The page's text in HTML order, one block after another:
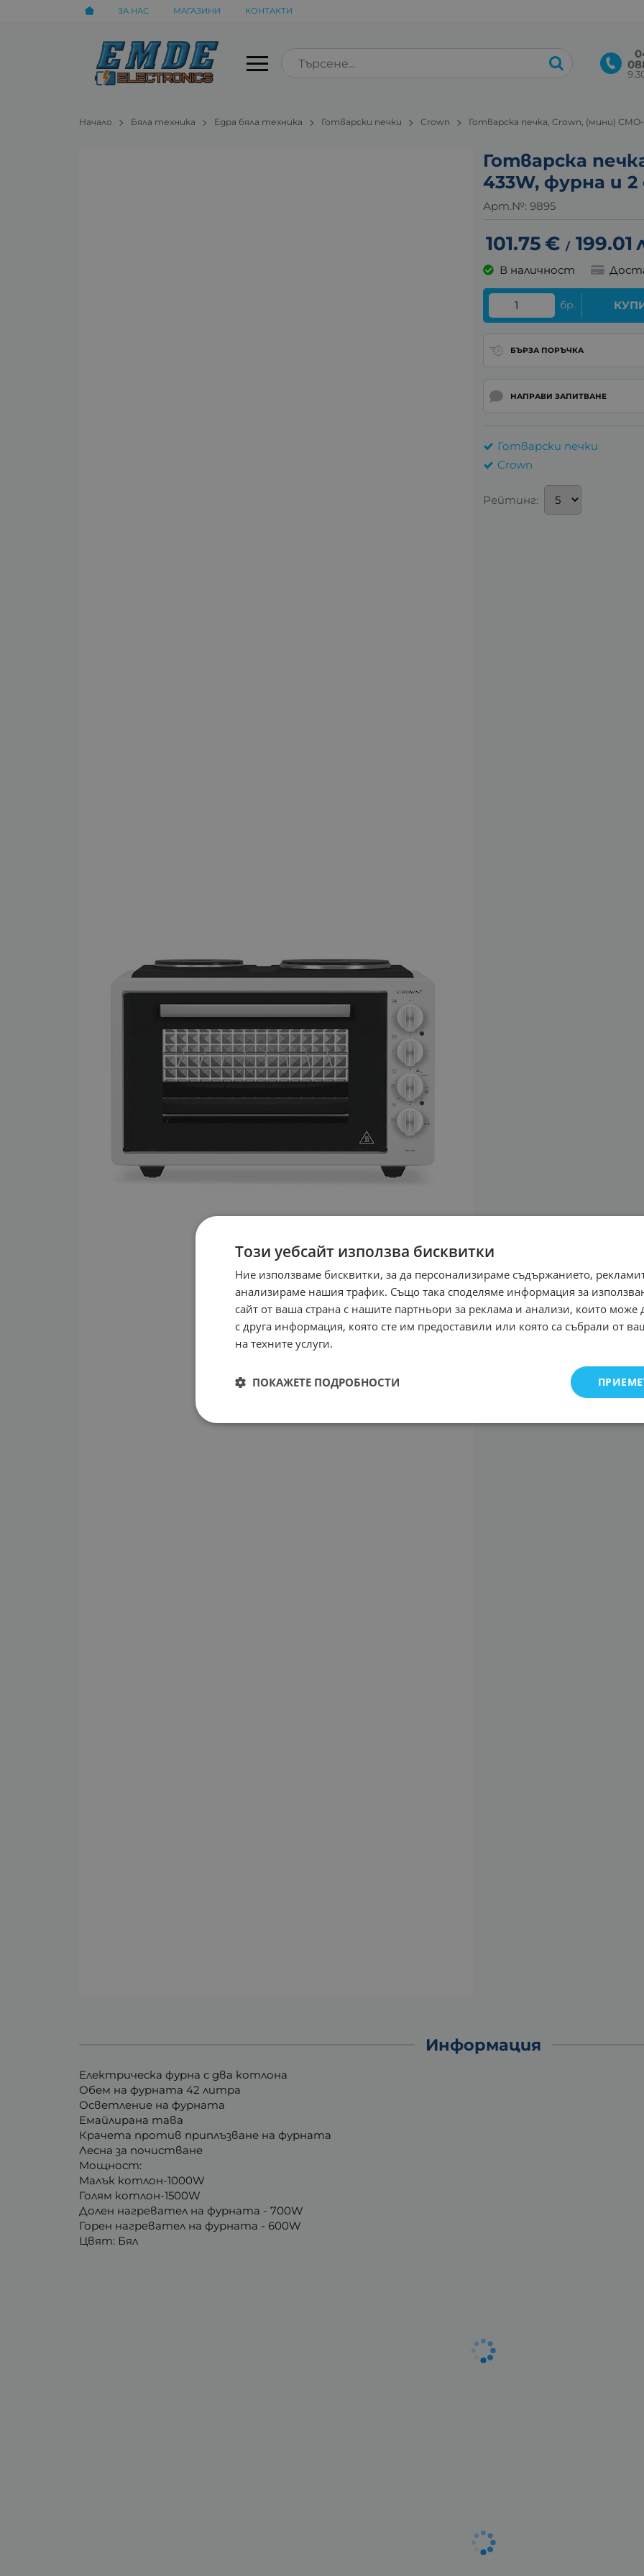
ЗА НАС МАГАЗИНИ КОНТАКТИ
Начало Бяла техника Едра бяла техника Готварски печки Crown Готварска печка, Crown, (мини)
Готварска
433W, фурна и
Арт.№: 9895
101.75€ / 199.01
В наличност
бр.
БЪРЗА ПОРЪЧКА
НАПРАВИ ЗАПИТВАНЕ
Готварски печки
Crown
Рейтинг:
Информация
Електрическа фурна с два котлона
Обем на фурната 42 литра
Осветление на фурната
Емайлирана тава
Крачета против приплъзване на фурната
Лесна за почистване
Мощност:
Малък котлон-1000W
Голям котлон-1500W
Долен нагревател на фурната - 700W
Горен нагревател на фурната - 600W
Цвят: Бял
Този уебсайт използва бисквитки
Ние използваме бисквитки, за да персонализираме съдържанието,
анализираме нашия трафик. Също така споделяме информация за
сайт от ваша страна с нашите партньори за реклама и анализи, които може
с друга информация, която сте им предоставили или която са събрали от
на техните услуги.
ПОКАЖЕТЕ ПОДРОБНОСТИ